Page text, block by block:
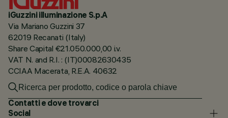
iGuzzini illuminazione S.p.A
Via Mariano Guzzini 37
62019 Recanati (Italy)
Share Capital €21.050.000,00 i.v.
VAT N. and R.I. : (IT)00082630435
CCIAA Macerata, R.E.A. 40632
Contatti e dove trovarci
Social